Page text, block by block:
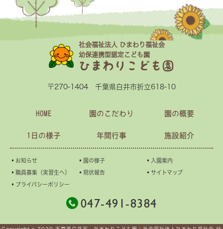
社会福祉法人 ひまわり福祉会
幼保連携型認定こども園
ひまわりこども園
〒270-1404 千葉県白井市折立618-10
HOME 園のこだわり 園の概要
1日の様子 年間行事 施設紹介
▪︎お知らせ ▪︎園の様子 ▪︎入園案内
▪︎職員募集（実習生へ） ▪︎現状報告 ▪︎サイトマップ
▪︎プライバシーポリシー
047-491-8384